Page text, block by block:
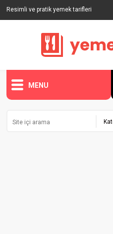
Resimli ve pratik yemek tarifleri
MENU